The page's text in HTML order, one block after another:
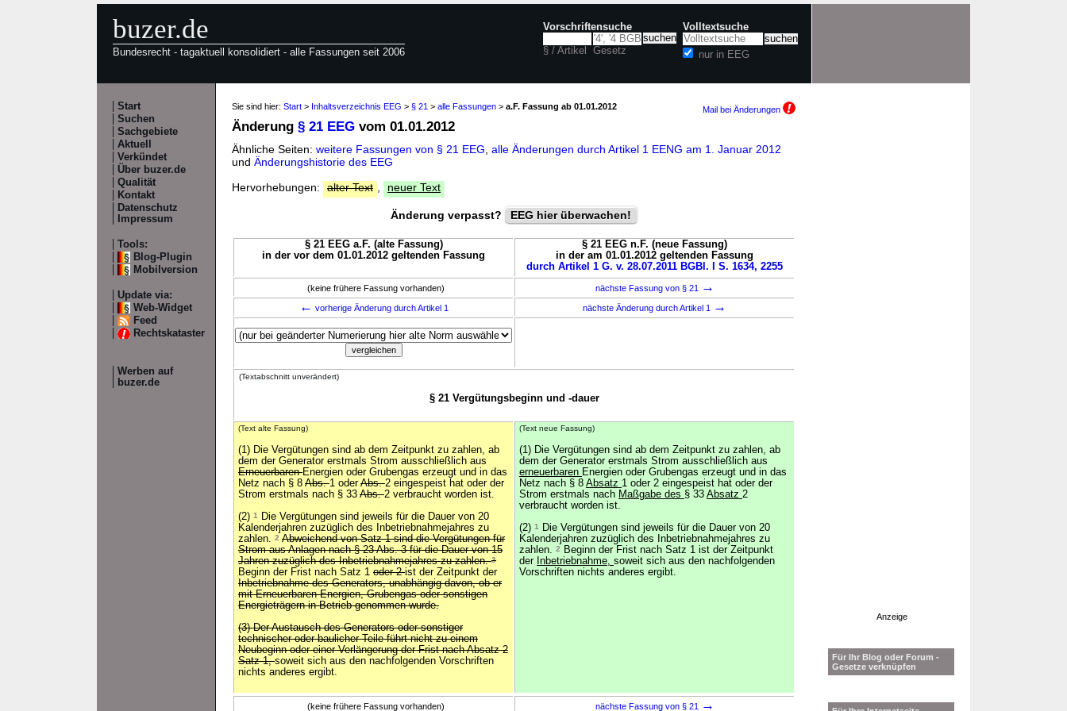
buzer.de
Bundesrecht - tagaktuell konsolidiert - alle Fassungen seit 2006
Vorschriftensuche
§ / Artikel Gesetz
Volltextsuche
nur in EEG
Start
Suchen
Sachgebiete
Aktuell
Verkündet
Über buzer.de
Qualität
Kontakt
Datenschutz
Impressum
Tools:
Blog-Plugin
Mobilversion
Update via:
Web-Widget
Feed
Rechtskataster
Werben auf
buzer.de
Sie sind hier: Start > Inhaltsverzeichnis EEG > § 21 > alle Fassungen > a.F. Fassung ab 01.01.2012 Mail bei Änderungen
Änderung § 21 EEG vom 01.01.2012
Ähnliche Seiten: weitere Fassungen von § 21 EEG alle Änderungen durch Artikel 1 EENG am 1. Januar 2012
und Änderungshistorie des EEG
Hervorhebungen:
alter Text neuer Text
Änderung verpasst? EEG hier überwachen!
§ 21 EEG a.F. (alte Fassung)
in der vor dem 01.01.2012 geltenden Fassung
§ 21 EEG n.F. (neue Fassung)
in der am 01.01.2012 geltenden Fassung
durch Artikel 1 G. v. 28.07.2011 BGBl. I S. 1634, 2255
(keine frühere Fassung vorhanden) nächste Fassung von § 21
→
← vorherige Änderung durch Artikel 1 nächste Änderung durch Artikel 1 →
(Textabschnitt unverändert)
§ 21 Vergütungsbeginn und -dauer
(Text alte Fassung)
(1) Die Vergütungen sind ab dem Zeitpunkt zu zahlen, ab
dem der Generator erstmals Strom ausschließlich aus
ErneuerbarenEnergien oder Grubengas erzeugt und in das
Netz nach § 8 Abs.1 oderAbs.2 eingespeist hat oder der
Strom erstmals nach § 33 Abs.2 verbraucht worden ist.
(2) 1
Die Vergütungen sind jeweils für die Dauer von 20
Kalenderjahren zuzüglich des Inbetriebnahmejahres zu
zahlen. 2 Abweichend von Satz 1 sind die Vergütungen für
Strom aus Anlagen nach § 23 Abs. 3 für die Dauer von 15
Jahren zuzüglich des Inbetriebnahmejahres zu zahlen.3
Beginn der Frist nach Satz 1 oder 2ist der Zeitpunkt der
Inbetriebnahme des Generators, unabhängig davon, ob er
mit Erneuerbaren Energien, Grubengas oder sonstigen
Energieträgern in Betrieb genommen wurde.
(3) Der Austausch des Generators oder sonstiger
technischer oder baulicher Teile führt nicht zu einem
Neubeginn oder einer Verlängerung der Frist nach Absatz 2
Satz 1,soweit sich aus den nachfolgenden Vorschriften
nichts anderes ergibt.
(Text neue Fassung)
(1) Die Vergütungen sind ab dem Zeitpunkt zu zahlen, ab
dem der Generator erstmals Strom ausschließlich aus
erneuerbaren Energien oder Grubengas erzeugt und in das
Netz nach § 8 Absatz 1 oder 2 eingespeist hat oder der
Strom erstmals nach Maßgabe des § 33 Absatz 2
verbraucht worden ist.
(2) 1
Die Vergütungen sind jeweils für die Dauer von 20
Kalenderjahren zuzüglich des Inbetriebnahmejahres zu
zahlen. 2
Beginn der Frist nach Satz 1 ist der Zeitpunkt
der Inbetriebnahme, soweit sich aus den nachfolgenden
Vorschriften nichts anderes ergibt.
(keine frühere Fassung vorhanden) nächste Fassung von § 21 →
Anzeige
Für Ihr Blog oder Forum -
Gesetze verknüpfen